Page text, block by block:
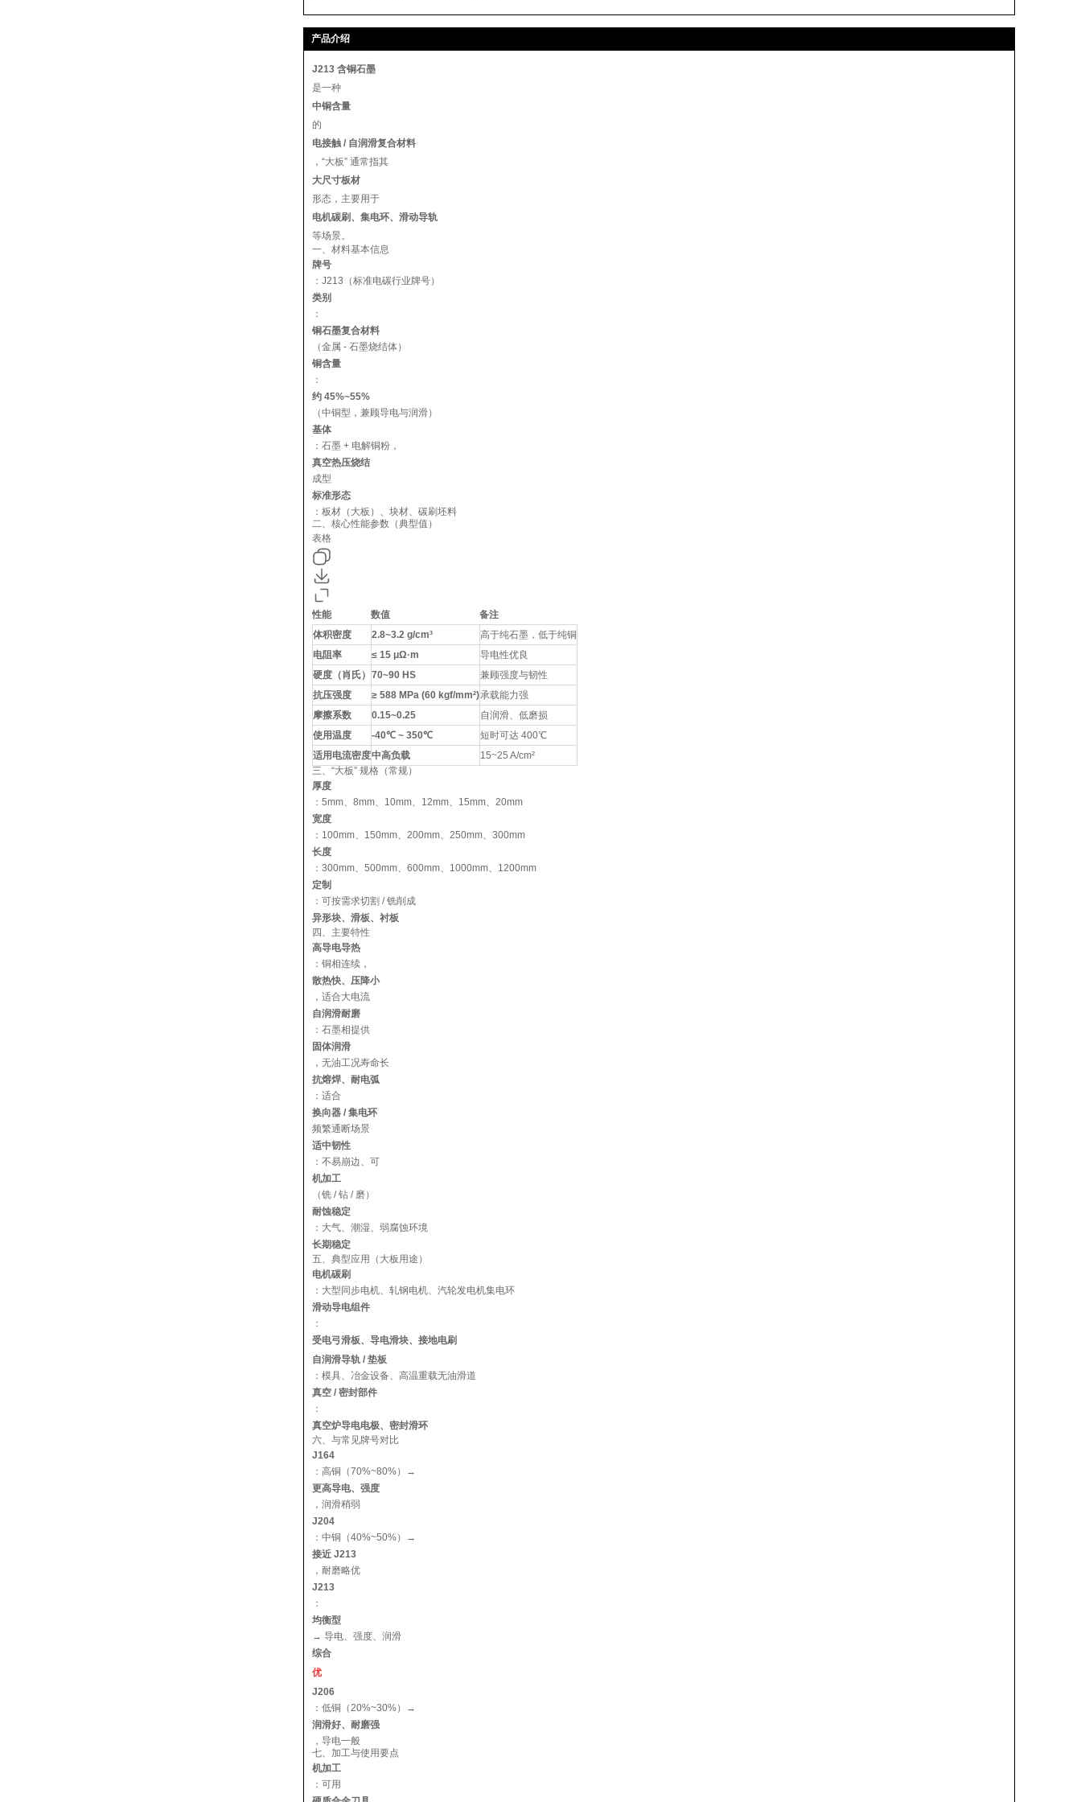
产品介绍
J213 含铜石墨
是一种
中铜含量
的
电接触 / 自润滑复合材料
，“大板” 通常指其
大尺寸板材
形态，主要用于
电机碳刷、集电环、滑动导轨
等场景。
一、材料基本信息
牌号
：J213（标准电碳行业牌号）
类别
：
铜石墨复合材料
（金属 - 石墨烧结体）
铜含量
：
约 45%~55%
（中铜型，兼顾导电与润滑）
基体
：石墨 + 电解铜粉，
真空热压烧结
成型
标准形态
：板材（大板）、块材、碳刷坯料
二、核心性能参数（典型值）
表格
性能 数值
备注
体积密度
2.8~3.2 g/cm³
高于纯石墨，低于纯铜
电阻率
≤ 15 μΩ·m
导电性优良
硬度（肖氏） 70~90 HS
兼顾强度与韧性
抗压强度
≥ 588 MPa (60 kgf/mm²)承载能力强
摩擦系数
0.15~0.25
自润滑、低磨损
使用温度
-40℃ ~ 350℃
短时可达 400℃
适用电流密度中高负载
15~25 A/cm²
三、“大板” 规格（常规）
厚度
：5mm、8mm、10mm、12mm、15mm、20mm
宽度
：100mm、150mm、200mm、250mm、300mm
长度
：300mm、500mm、600mm、1000mm、1200mm
定制
：可按需求切割 / 铣削成
异形块、滑板、衬板
四、主要特性
高导电导热
：铜相连续，
散热快、压降小
，适合大电流
自润滑耐磨
：石墨相提供
固体润滑
，无油工况寿命长
抗熔焊、耐电弧
：适合
换向器 / 集电环
频繁通断场景
适中韧性
：不易崩边、可
机加工
（铣 / 钻 / 磨）
耐蚀稳定
：大气、潮湿、弱腐蚀环境
长期稳定
五、典型应用（大板用途）
电机碳刷
：大型同步电机、轧钢电机、汽轮发电机集电环
滑动导电组件
：
受电弓滑板、导电滑块、接地电刷
自润滑导轨 / 垫板
：模具、冶金设备、高温重载无油滑道
真空 / 密封部件
：
真空炉导电电极、密封滑环
六、与常见牌号对比
J164
：高铜（70%~80%）→
更高导电、强度
，润滑稍弱
J204
：中铜（40%~50%）→
接近 J213
，耐磨略优
J213
：
均衡型
→ 导电、强度、润滑
综合
优
J206
：低铜（20%~30%）→
润滑好、耐磨强
，导电一般
七、加工与使用要点
机加工
：可用